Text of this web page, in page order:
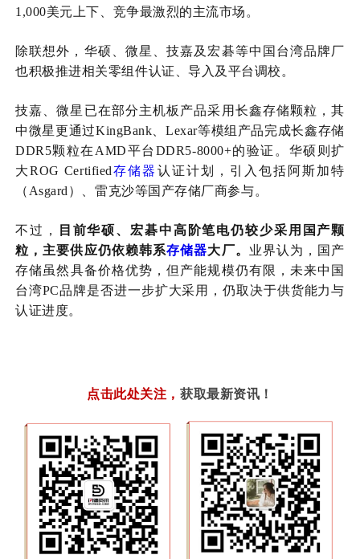
1,000美元上下、竞争最激烈的主流市场。
除联想外，华硕、微星、技嘉及宏碁等中国台湾品牌厂
也积极推进相关零组件认证、导入及平台调校。
技嘉、微星已在部分主机板产品采用长鑫存储颗粒，其
中微星更通过KingBank、Lexar等模组产品完成长鑫存储
DDR5颗粒在AMD平台DDR5-8000+的验证。华硕则扩
大ROG Certified存储器 认证计划，引入包括阿斯加特
（Asgard）、雷克沙等国产存储厂商参与。
不过， 目前华硕、宏碁中高阶笔电仍较少采用 国产颗
粒，主要供应仍依赖韩系存储器大厂。 业界认为， 国产
存储 虽然具备价格优势，但产能规模仍有限，未来中国
台湾PC品牌是否进一步扩大采用，仍取决于供货能力与
认证进度。
点击此处关注 ， 获取最新资讯！